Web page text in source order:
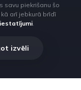
savu piekrišanu šo
arī jebkurā brīdī
.
izvēli